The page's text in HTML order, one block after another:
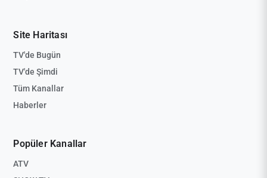
Site Haritası
TV'de Bugün
TV'de Şimdi
Tüm Kanallar
Haberler
Popüler Kanallar
ATV